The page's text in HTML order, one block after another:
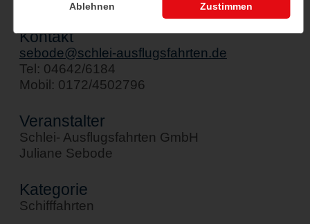
Kontakt
sebode@schlei-ausflugsfahrten.de
Tel: 04642/6184
Mobil: 0172/4502796
Veranstalter
Schlei- Ausflugsfahrten GmbH
Juliane Sebode
Kategorie
Schifffahrten
Ablehnen Zustimmen